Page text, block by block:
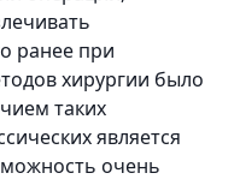
ранее при
хирургии было
таких
является
очень